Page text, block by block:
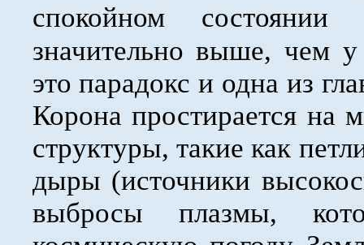
спокойном состоянии
значительно выше, чем
это парадокс и одна из
Корона простирается на
структуры, такие как
дыры (источники
выбросы плазмы,